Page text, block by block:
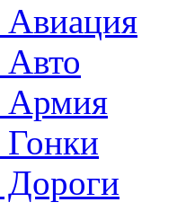
Авиация
Авто
Армия
Гонки
Дороги